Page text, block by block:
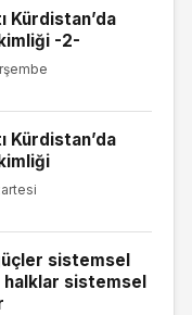
Kürdistan’da
-2-
Kürdistan’da
sistemsel
sistemsel